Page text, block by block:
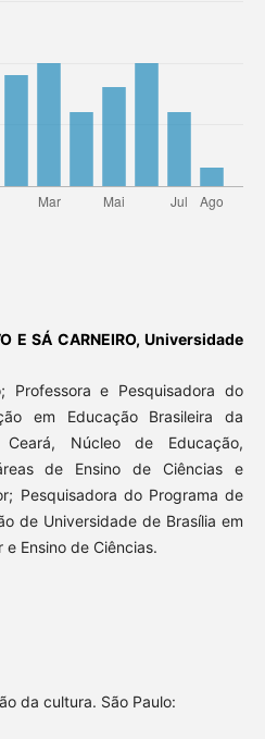
E SÁ CARNEIRO,Universidade
Professora e Pesquisadora do
em Educação Brasileira da
Núcleo de Educação,
de Ensino de Ciências e
Pesquisadora do Programa de
de Universidade de Brasília em
e Ensino de Ciências.
da cultura. São Paulo: